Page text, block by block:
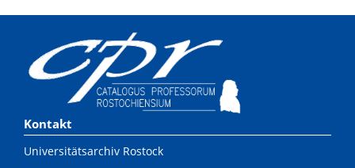
Kontakt
Universitätsarchiv Rostock